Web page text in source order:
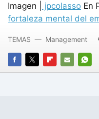
Imagen | jpcolasso En
fortaleza mental del
FACEBOOK
TWITTERFLIPBOARD
E-
TEMAS Management